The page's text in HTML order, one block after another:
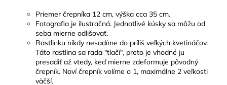
Priemer črepníka 12 cm, výška cca 35 cm.
Fotografia je ilustračná. Jednotlivé kúsky sa môžu od
seba mierne odlišovať.
Rastlinku nikdy nesadíme do príliš veľkých kvetináčov.
Táto rastlina sa rada "tlačí", preto je vhodné ju
presadiť až vtedy, keď mierne zdeformuje pôvodný
črepník. Noví črepník volíme o 1, maximálne 2 veľkosti
väčší.